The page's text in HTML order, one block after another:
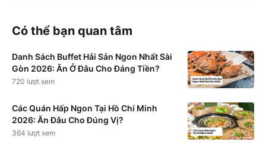
Có thể bạn quan tâm
Danh Sách Buffet Hải Sản Ngon Nhất Sài
Gòn 2026: Ăn Ở Đâu Cho Đáng Tiền?
720 lượt xem
Các Quán Hấp Ngon Tại Hồ Chí Minh
2026: Ăn Đâu Cho Đúng Vị?
364 lượt xem